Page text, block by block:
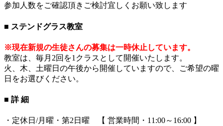
参加人数をご確認頂きご検討宜しくお願い致します
■ ステンドグラス教室
※現在新規の生徒さんの募集は一時休止しています。
教室は、毎月2回を1クラスとして開催いたします。
火、木、土曜日の午後から開催していますので、ご希望の曜
日をお選びください。
■ 詳 細
・定休日/月曜・第2日曜 【 営業時間・11:00～16:00 】